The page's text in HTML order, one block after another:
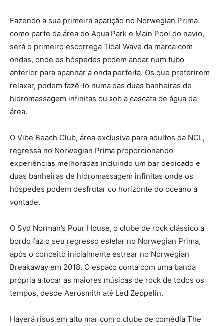
Fazendo a sua primeira aparição no Norwegian Prima
como parte da área do Aqua Park e Main Pool do navio,
será o primeiro escorrega Tidal Wave da marca com
ondas, onde os hóspedes podem andar num tubo
anterior para apanhar a onda perfeita. Os que preferirem
relaxar, podem fazê-lo numa das duas banheiras de
hidromassagem infinitas ou sob a cascata de água da
área.
O Vibe Beach Club, área exclusiva para adultos da NCL,
regressa no Norwegian Prima proporcionando
experiências melhoradas incluindo um bar dedicado e
duas banheiras de hidromassagem infinitas onde os
hóspedes podem desfrutar do horizonte do oceano à
vontade.
O Syd Norman’s Pour House, o clube de rock clássico a
bordo faz o seu regresso estelar no Norwegian Prima,
após o conceito inicialmente estrear no Norwegian
Breakaway em 2018. O espaço conta com uma banda
própria a tocar as maiores músicas de rock de todos os
tempos, desde Aerosmith até Led Zeppelin.
Haverá risos em alto mar com o clube de comédia The